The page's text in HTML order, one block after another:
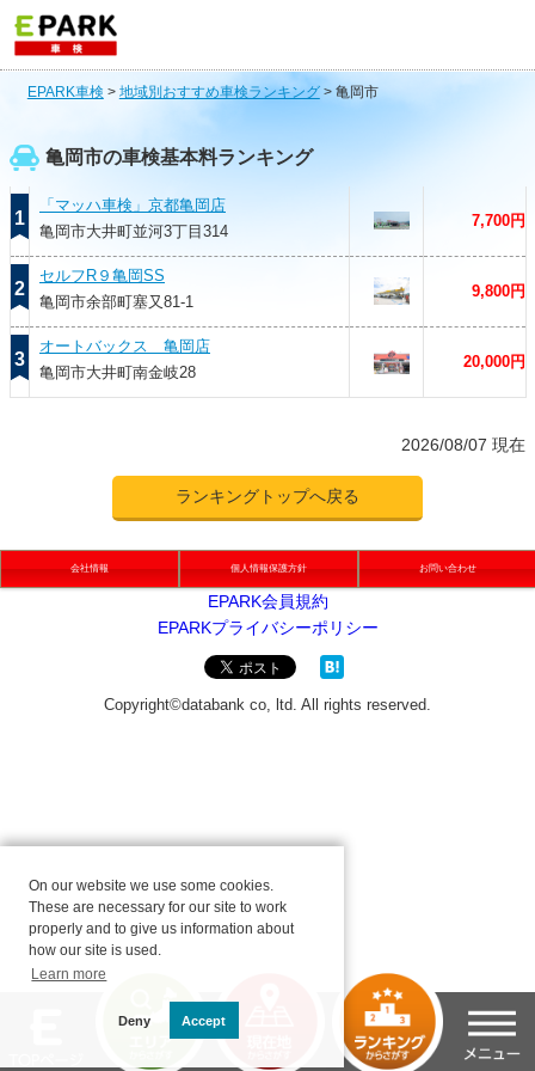
EPARK車検 > 地域別おすすめ車検ランキング> 亀岡市
亀岡市の車検基本料ランキング
1
「マッハ車検」京都亀岡店
亀岡市大井町並河3丁目314
7,700円
2
セルフR９亀岡SS
亀岡市余部町塞又81-1
9,800円
3
オートバックス 亀岡店
亀岡市大井町南金岐28
20,000円
2026/08/07 現在
ランキングトップへ戻る
会社情報 個人情報保護方針 お問い合わせ
On our website we use some cookies.
These are necessary for our site to work
properly and to give us information about
how our site is used.
Learn more
Deny Accept